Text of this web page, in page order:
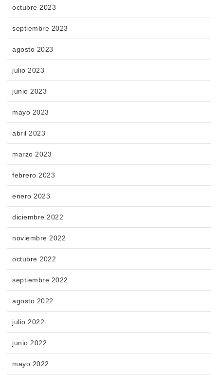
octubre 2023
septiembre 2023
agosto 2023
julio 2023
junio 2023
mayo 2023
abril 2023
marzo 2023
febrero 2023
enero 2023
diciembre 2022
noviembre 2022
octubre 2022
septiembre 2022
agosto 2022
julio 2022
junio 2022
mayo 2022